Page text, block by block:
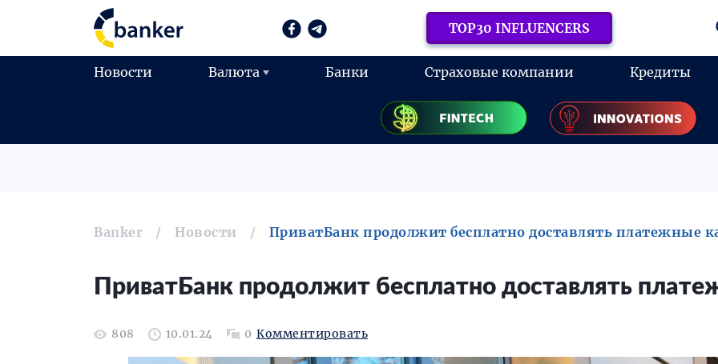
TOP30 INFLUENCERS
Новости Валюта Банки Страховые компании Кредиты
Banker Новости ПриватБанк продолжит бесплатно доставлять платежные
ПриватБанк продолжит бесплатно доставлять
808 10.01.24 0 Комментировать